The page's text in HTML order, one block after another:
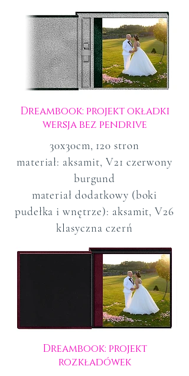
Dreambook: projekt okładki
wersja bez pendrive
30x30cm, 120 stron
materiał: aksamit, V21 czerwony
burgund
materiał dodatkowy (boki
pudełka i wnętrze): aksamit, V26
klasyczna czerń
Dreambook: projekt
rozkładówek